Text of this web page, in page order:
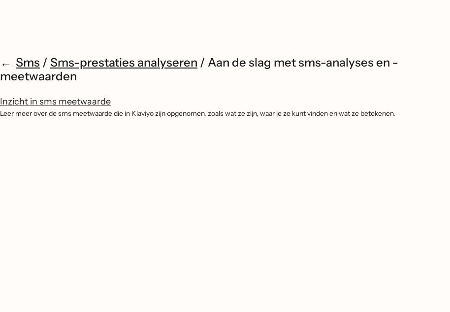
Sms / Sms-prestaties analyseren / Aan de slag met sms-analyses en -
meetwaarden
Inzicht in sms meetwaarde
Leer meer over de sms meetwaarde die in Klaviyo zijn opgenomen, zoals wat ze zijn, waar je ze kunt vinden en wat ze betekenen.